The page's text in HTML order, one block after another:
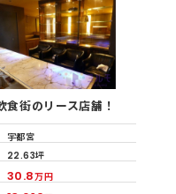
食街のリース店舗！
宇都宮
22.63坪
30.8万円